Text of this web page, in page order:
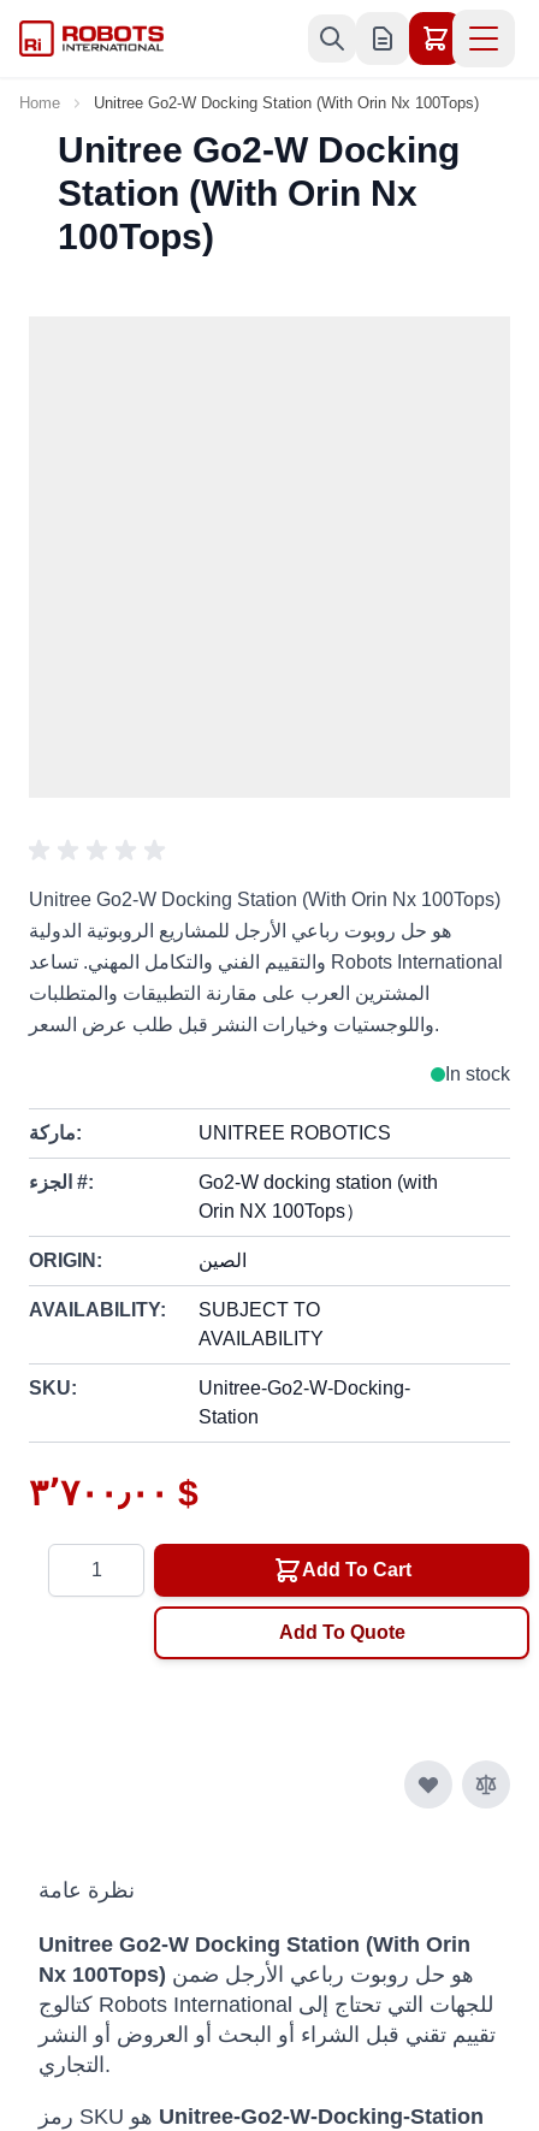
Home Unitree Go2-W Docking Station (With Orin Nx 100Tops)
Unitree Go2-W Docking
Station (With Orin Nx
100Tops)
Unitree Go2-W Docking Station (With Orin Nx 100Tops)
هو حل روبوت رباعي الأرجل للمشاريع الروبوتية الدولية
والتقييم الفني والتكامل المهني. تساعد Robots International
المشترين العرب على مقارنة التطبيقات والمتطلبات
واللوجستيات وخيارات النشر قبل طلب عرض السعر.
In stock
ماركة: UNITREE ROBOTICS
الجزء #:
Go2-W docking station (with
Orin NX 100Tops）
ORIGIN: الصين
AVAILABILITY:
SUBJECT TO
AVAILABILITY
SKU:
Unitree-Go2-W-Docking-
Station
٣٬٧٠٠٫٠٠ $
Add To Cart
Add To Quote
نظرة عامة
Unitree Go2-W Docking Station (With Orin
Nx 100Tops)
كتالوج Robots International للجهات التي تحتاج إلى
تقييم تقني قبل الشراء أو البحث أو العروض أو النشر
التجاري.
Unitree-Go2-W-Docking-Station